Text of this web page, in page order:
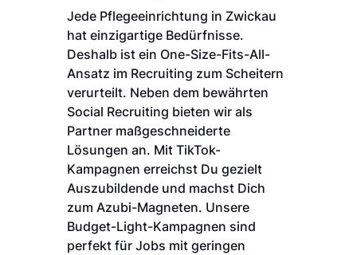
Jede Pflegeeinrichtung in Zwickau
hat einzigartige Bedürfnisse.
Deshalb ist ein One-Size-Fits-All-
Ansatz im Recruiting zum Scheitern
verurteilt. Neben dem bewährten
Social Recruiting bieten wir als
Partner maßgeschneiderte
Lösungen an. Mit TikTok-
Kampagnen erreichst Du gezielt
Auszubildende und machst Dich
zum Azubi-Magneten. Unsere
Budget-Light-Kampagnen sind
perfekt für Jobs mit geringen